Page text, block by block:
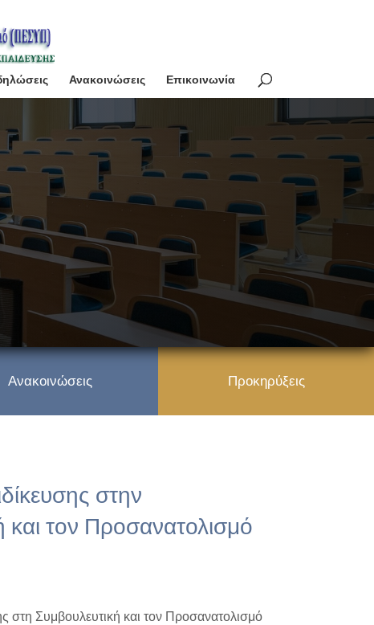
Ανακοινώσεις Επικοινωνία
Ανακοινώσεις Προκηρύξεις
στην
και τον Προσανατολισμό
στη Συμβουλευτική και τον Προσανατολισμό